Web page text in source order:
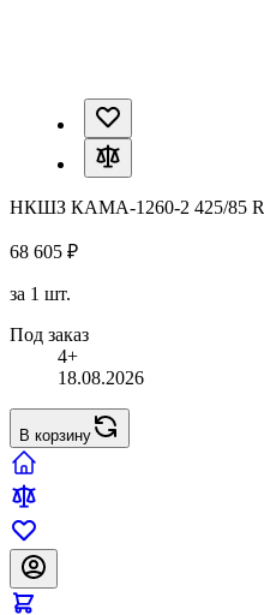
НКШЗ КАМА-1260-2 425/85
68 605 ₽
за 1 шт.
Под заказ
4+
18.08.2026
В корзину